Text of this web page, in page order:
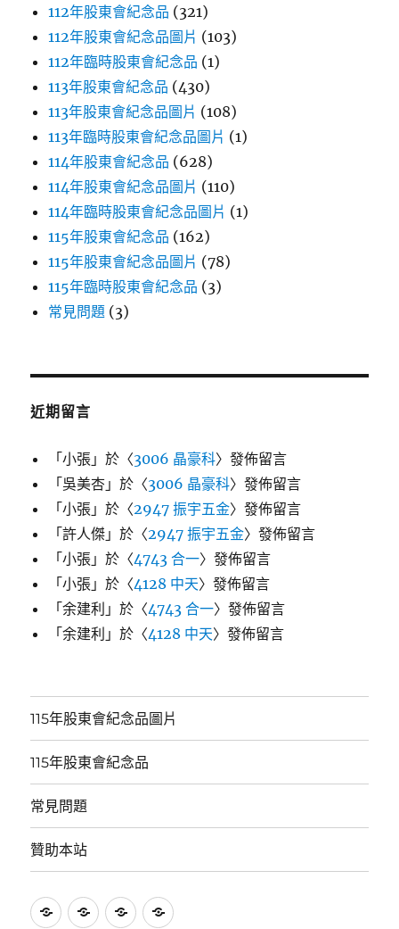
112年股東會紀念品 (321)
112年股東會紀念品圖片 (103)
112年臨時股東會紀念品 (1)
113年股東會紀念品 (430)
113年股東會紀念品圖片 (108)
113年臨時股東會紀念品圖片 (1)
114年股東會紀念品 (628)
114年股東會紀念品圖片 (110)
114年臨時股東會紀念品圖片 (1)
115年股東會紀念品 (162)
115年股東會紀念品圖片 (78)
115年臨時股東會紀念品 (3)
常見問題 (3)
近期留言
「小張 」於〈3006 晶豪科〉發佈留言
「吳美杏 」於〈3006 晶豪科〉發佈留言
「小張 」於〈2947 振宇五金〉發佈留言
「許人傑 」於〈2947 振宇五金〉發佈留言
「小張 」於〈4743 合一〉發佈留言
「小張 」於〈4128 中天〉發佈留言
「余建利 」於〈4743 合一〉發佈留言
「余建利 」於〈4128 中天〉發佈留言
115年股東會紀念品圖片
115年股東會紀念品
常見問題
贊助本站
115
115
常
贊